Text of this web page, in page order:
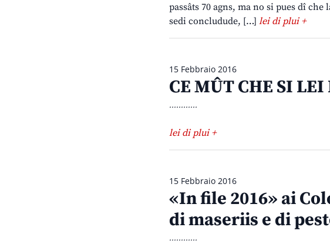
passâts 70 agns, ma no si pues dî
sedi concludude, […] lei di plui +
15 Febbraio 2016
CE MÛT CHE SI
............
lei di plui +
15 Febbraio 2016
«In file 2016» ai
di maseriis e di
............